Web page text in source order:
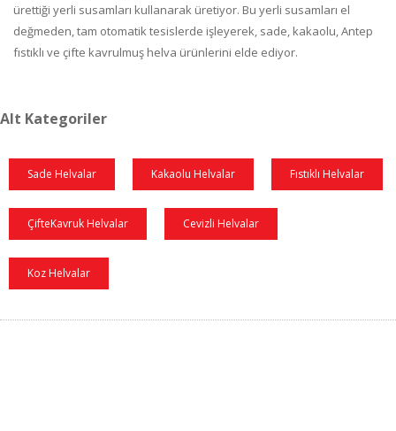
ürettiği yerli susamları kullanarak üretiyor. Bu yerli susamları el
değmeden, tam otomatik tesislerde işleyerek, sade, kakaolu, Antep
fıstıklı ve çifte kavrulmuş helva ürünlerini elde ediyor.
Alt Kategoriler
Sade Helvalar Kakaolu Helvalar Fıstıklı Helvalar
ÇifteKavruk Helvalar Cevizli Helvalar
Koz Helvalar